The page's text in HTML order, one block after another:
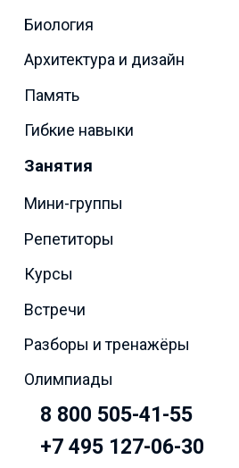
Биология
Архитектура и дизайн
Память
Гибкие навыки
Занятия
Мини-группы
Репетиторы
Курсы
Встречи
Разборы и тренажёры
Олимпиады
8 800 505-41-55
+7 495 127-06-30